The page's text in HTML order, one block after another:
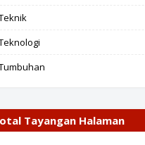
Tayangan Halaman